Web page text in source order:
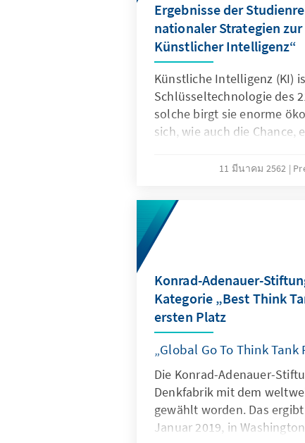
Ergebnisse der
nationaler Strategien
Künstlicher Intelligenz“
Künstliche Intelligenz (KI)
Schlüsseltechnologie des
solche birgt sie enorme
sich, wie auch die Chance,
diese Potenziale zu
zu verbessern, hat die
Jahres die „Strategie
verfasst.
11 มีนาคม 2562
Konrad-Adenauer-
Kategorie „Best Think
ersten Platz
„Global Go To Think
Die Konrad-Adenauer-
Denkfabrik mit dem
gewählt worden. Das
Januar 2019, in